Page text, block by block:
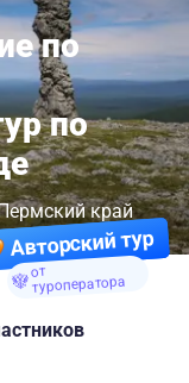
Авторский тур
от
туроператора
по
по
край